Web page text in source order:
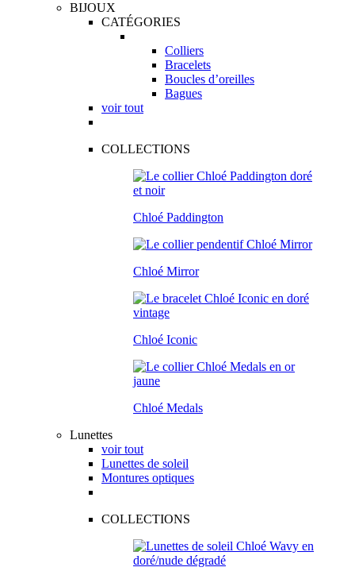
BIJOUX
CATÉGORIES
Colliers
Bracelets
Boucles d’oreilles
Bagues
voir tout
COLLECTIONS
Chloé Paddington
Chloé Mirror
Chloé Iconic
Chloé Medals
Lunettes
voir tout
Lunettes de soleil
Montures optiques
COLLECTIONS